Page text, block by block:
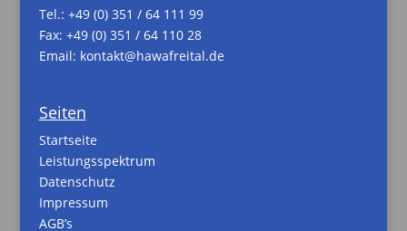
Tel.: +49 (0) 351 / 64 111 99
Fax: +49 (0) 351 / 64 110 28
Email: kontakt@hawafreital.de
Seiten
Startseite
Leistungsspektrum
Datenschutz
Impressum
AGB’s